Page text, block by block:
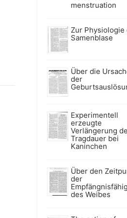
menstruation
Zur Physiologie
Samenblase
Über die
der
Experimentell
erzeugte
Verlängerung
Tragdauer bei
Kaninchen
Über den
der
des Weibes